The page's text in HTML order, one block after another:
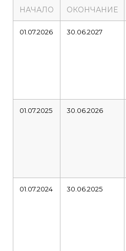
НАЧАЛО ОКОНЧАНИЕ
01.07.2026 30.06.2027
01.07.2025 30.06.2026
01.07.2024 30.06.2025